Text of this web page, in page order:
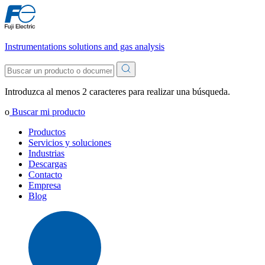
Instrumentations solutions and gas analysis
Introduzca al menos 2 caracteres para realizar una búsqueda.
o Buscar mi producto
Productos
Servicios y soluciones
Industrias
Descargas
Contacto
Empresa
Blog